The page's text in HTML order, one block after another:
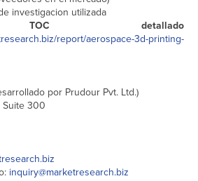
investigacion utilizada
TOC detallado
report/aerospace-3d-printing-
por Prudour Pvt. Ltd.)
300
inquiry@marketresearch.biz